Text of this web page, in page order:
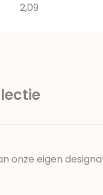
2,09
onze eigen